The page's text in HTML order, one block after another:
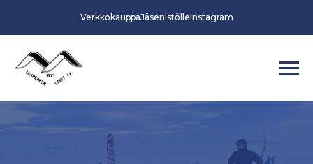
VerkkokauppaJäsenistölleInstagram